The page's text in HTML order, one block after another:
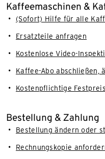
Kaffeemaschinen &
(Sofort) Hilfe für alle
Ersatzteile anfragen
Kostenlose Video-
Kaffee-Abo abschließen,
Kostenpflichtige
Bestellung & Zahlung
Bestellung ändern oder
Rechnungskopie